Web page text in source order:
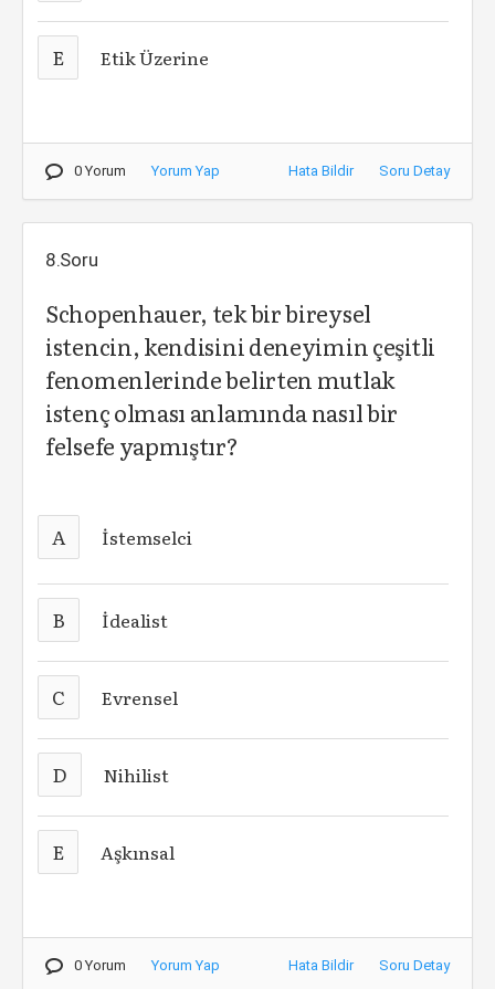
E Etik Üzerine
0 Yorum Yorum Yap Hata Bildir Soru Detay
8.Soru
Schopenhauer, tek bir bireysel
istencin, kendisini deneyimin çeşitli
fenomenlerinde belirten mutlak
istenç olması anlamında nasıl bir
felsefe yapmıştır?
A İstemselci
B İdealist
C Evrensel
D Nihilist
E Aşkınsal
0 Yorum Yorum Yap Hata Bildir Soru Detay